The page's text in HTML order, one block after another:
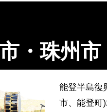
・珠州
能登半島復
市、能登町